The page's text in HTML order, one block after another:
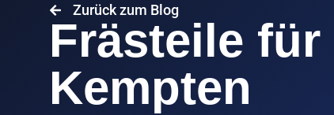
Zurück zum Blog
Frästeile für
Kempten